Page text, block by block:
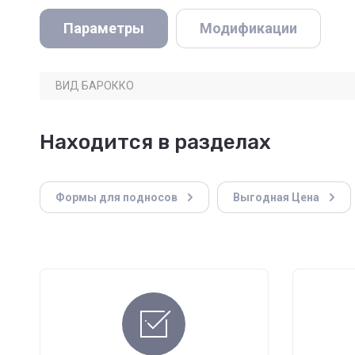
Параметры Модификации
ВИД БАРОККО
Находится в разделах
Формы для подносов Выгодная Цена